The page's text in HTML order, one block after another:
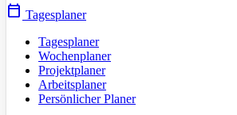
calendar_today Tagesplaner
Tagesplaner
Wochenplaner
Projektplaner
Arbeitsplaner
Persönlicher Planer